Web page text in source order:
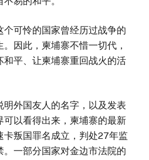
可怜的国家曾经历过战争的
因此，柬埔寨不惜一切代，
平、让柬埔寨重回战火的活
外国友人的名字，以及发表
以看得出来，柬埔寨的最新
卡叛国罪名成立，判处27年监
一部分国家对金边市法院的